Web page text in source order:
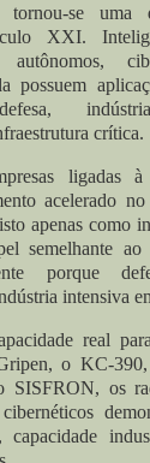
se uma
XXI.
autônomos,
possuem
defesa,
crítica.
ligadas
acelerado
apenas como
semelhante ao
porque
intensiva
real
o KC-
SISFRON, os
capacidade